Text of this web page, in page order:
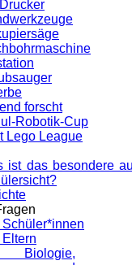
forscht
Robotik-Cup
Lego League
ist das besondere
Schüler*innen